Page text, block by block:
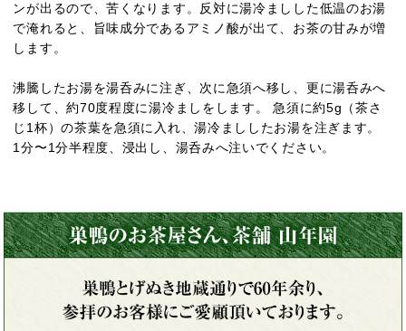
ンが出るので、苦くなります。反対に湯冷ましした低温のお湯
で淹れると、旨味成分であるアミノ酸が出て、お茶の甘みが増
します。
沸騰したお湯を湯呑みに注ぎ、次に急須へ移し、更に湯呑みへ
移して、約70度程度に湯冷ましをします。 急須に約5g（茶さ
じ1杯）の茶葉を急須に入れ、湯冷まししたお湯を注ぎます。
1分〜1分半程度、浸出し、湯呑みへ注いでください。